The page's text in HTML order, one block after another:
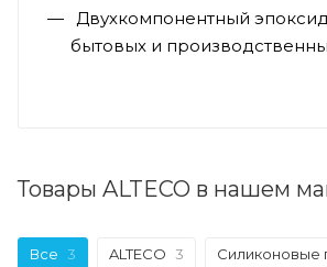
Двухкомпонентный
бытовых и
Товары ALTECO в нашем
Все 3 ALTECO 3 Силиконовые